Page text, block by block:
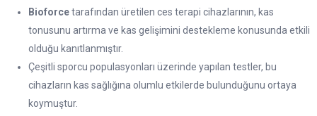
Bioforcetarafından üretilen ces terapi cihazlarının, kas
tonusunu artırma ve kas gelişimini destekleme konusunda etkili
olduğu kanıtlanmıştır.
Çeşitli sporcu populasyonları üzerinde yapılan testler, bu
cihazların kas sağlığına olumlu etkilerde bulunduğunu ortaya
koymuştur.